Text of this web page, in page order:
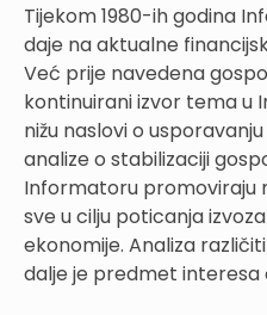
Tijekom 1980-ih godina
daje na aktualne
Već prije navedena
kontinuirani izvor tema u
nižu naslovi o
analize o stabilizaciji
Informatoru promoviraju
sve u cilju poticanja
ekonomije. Analiza
dalje je predmet interesa